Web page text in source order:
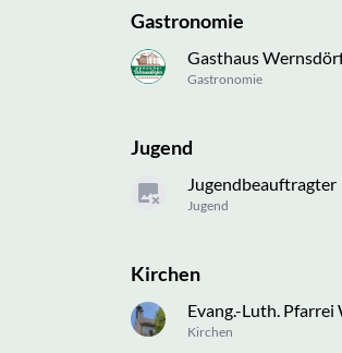
Gastronomie
Gasthaus
Gastronomie
Jugend
Jugendbeauftragter
Jugend
Kirchen
Evang.-Luth.
Kirchen